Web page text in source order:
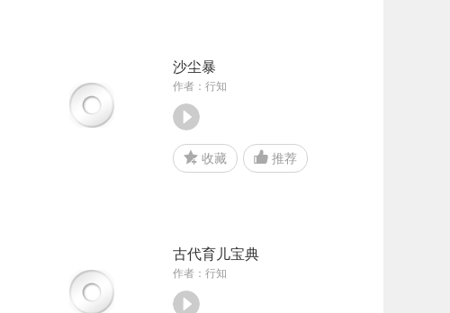
沙尘暴
作者：行知
收藏 推荐
古代育儿宝典
作者：行知